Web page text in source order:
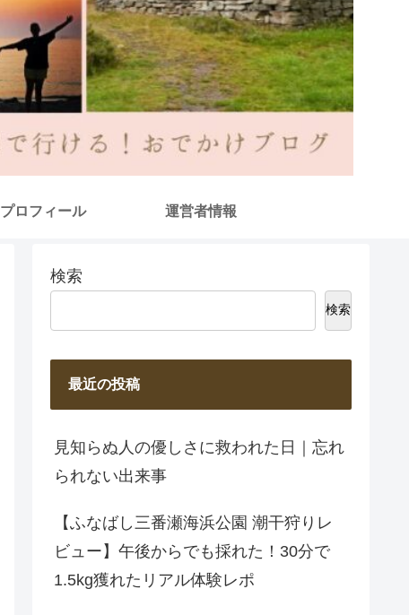
プロフィール 運営者情報
検索
検索
最近の投稿
見知らぬ人の優しさに救われた日｜忘れ
られない出来事
【ふなばし三番瀬海浜公園 潮干狩りレ
ビュー】午後からでも採れた！30分で
1.5kg獲れたリアル体験レポ